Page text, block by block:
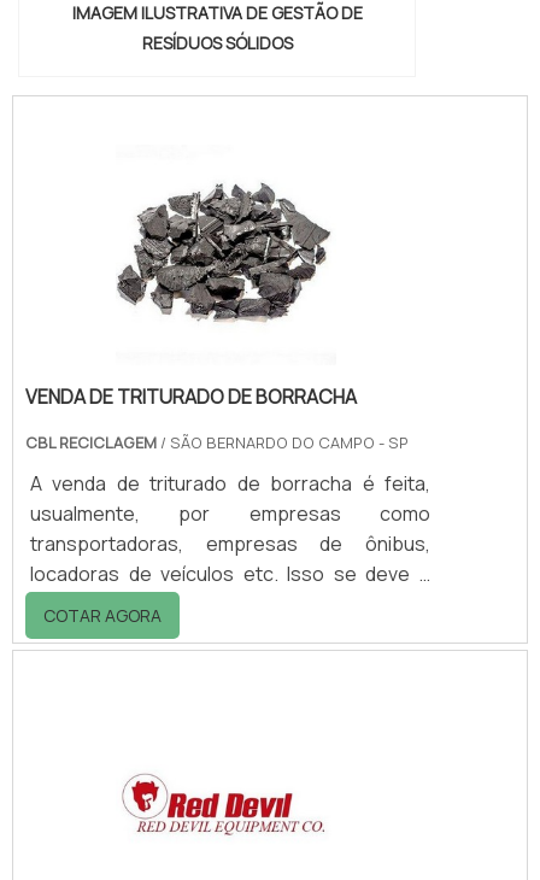
IMAGEM ILUSTRATIVA DE GESTÃO DE
RESÍDUOS SÓLIDOS
VENDA DE TRITURADO DE BORRACHA
CBL RECICLAGEM / SÃO BERNARDO DO CAMPO - SP
A venda de triturado de borracha é feita,
usualmente, por empresas como
transportadoras, empresas de ônibus,
locadoras de veículos etc. Isso se deve a
quantidade elevada de pneus que devido ao
tempo ou a algum acidente, tornam-se
liberação de espaço e mesmo de prevenção
da dengue, que tem um de seus maiores
COTAR AGORA